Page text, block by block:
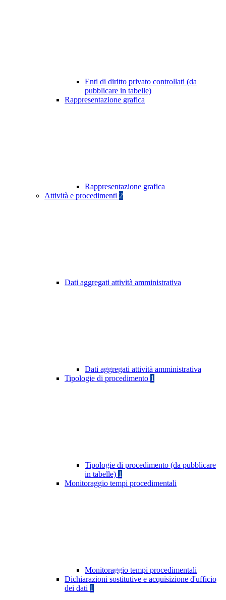
Enti di diritto privato controllati (da
pubblicare in tabelle)
Rappresentazione grafica
Rappresentazione grafica
Attività e procedimenti 2
Dati aggregati attività amministrativa
Dati aggregati attività amministrativa
Tipologie di procedimento 1
Tipologie di procedimento (da pubblicare
in tabelle) 1
Monitoraggio tempi procedimentali
Monitoraggio tempi procedimentali
Dichiarazioni sostitutive e acquisizione d'ufficio
dei dati 1